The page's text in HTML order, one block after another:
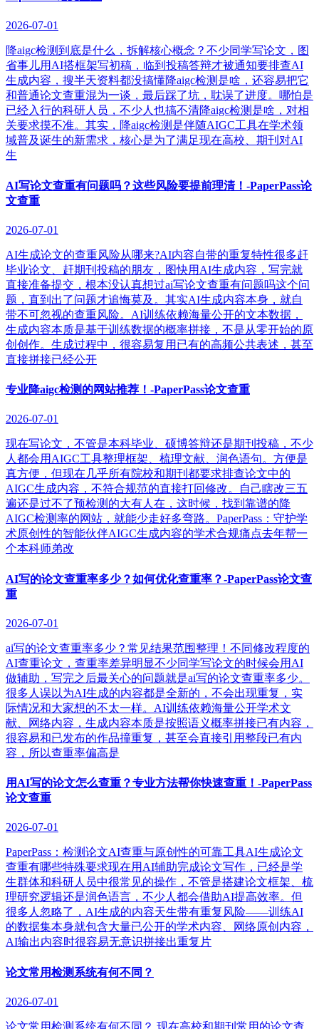
2026-07-01
降aigc检测到底是什么，拆解核心概念？不少同学写论文，图
省事儿用AI搭框架写初稿，临到投稿答辩才被通知要排查AI
生成内容，搜半天资料都没搞懂降aigc检测是啥，还容易把它
和普通论文查重混为一谈，最后踩了坑，耽误了进度。哪怕是
已经入行的科研人员，不少人也搞不清降aigc检测是啥，对相
关要求摸不准。其实，降aigc检测是伴随AIGC工具在学术领
域普及诞生的新需求，核心是为了满足现在高校、期刊对AI
生
AI写论文查重有问题吗？这些风险要提前理清！-PaperPass论
文查重
2026-07-01
AI生成论文的查重风险从哪来?AI内容自带的重复特性很多赶
毕业论文、赶期刊投稿的朋友，图快用AI生成内容，写完就
直接准备提交，根本没认真想过ai写论文查重有问题吗这个问
题，直到出了问题才追悔莫及。其实AI生成内容本身，就自
带不可忽视的查重风险。AI训练依赖海量公开的文本数据，
生成内容本质是基于训练数据的概率拼接，不是从零开始的原
创创作。生成过程中，很容易复用已有的高频公共表述，甚至
直接拼接已经公开
专业降aigc检测的网站推荐！-PaperPass论文查重
2026-07-01
现在写论文，不管是本科毕业、硕博答辩还是期刊投稿，不少
人都会用AIGC工具整理框架、梳理文献、润色语句。方便是
真方便，但现在几乎所有院校和期刊都要求排查论文中的
AIGC生成内容，不符合规范的直接打回修改。自己瞎改三五
遍还是过不了预检测的大有人在，这时候，找到靠谱的降
AIGC检测率的网站，就能少走好多弯路。PaperPass：守护学
术原创性的智能伙伴AIGC生成内容的学术合规痛点去年帮一
个本科师弟改
AI写的论文查重率多少？如何优化查重率？-PaperPass论文查
重
2026-07-01
ai写的论文查重率多少？常见结果范围整理！不同修改程度的
AI查重论文，查重率差异明显不少同学写论文的时候会用AI
做辅助，写完之后最关心的问题就是ai写的论文查重率多少。
很多人误以为AI生成的内容都是全新的，不会出现重复，实
际情况和大家想的不太一样。AI训练依赖海量公开学术文
献、网络内容，生成内容本质是按照语义概率拼接已有内容，
很容易和已发布的作品撞重复，甚至会直接引用整段已有内
容，所以查重率偏高是
用AI写的论文怎么查重？专业方法帮你快速查重！-PaperPass
论文查重
2026-07-01
PaperPass：检测论文AI查重与原创性的可靠工具AI生成论文
查重有哪些特殊要求现在用AI辅助完成论文写作，已经是学
生群体和科研人员中很常见的操作，不管是搭建论文框架、梳
理研究逻辑还是润色语言，不少人都会借助AI提高效率。但
很多人忽略了，AI生成的内容天生带有重复风险——训练AI
的数据集本身就包含大量已公开的学术内容、网络原创内容，
AI输出内容时很容易无意识拼接出重复片
论文常用检测系统有何不同？
2026-07-01
论文常用检测系统有何不同？ 现在高校和期刊常用的论文查